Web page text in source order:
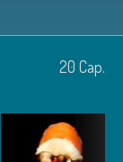
20 Cap.